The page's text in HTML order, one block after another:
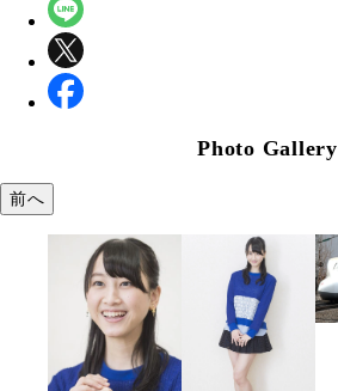
Photo Gallery
前へ